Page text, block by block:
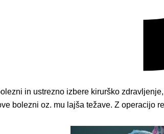
in ustrezno izbere kirurško
bolezni oz. mu lajša težave. Z operacijo